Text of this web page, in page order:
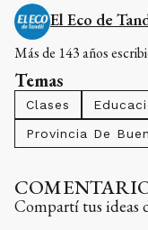
El Eco de
Más de 143 años
Temas
Clases
Provincia De
Compartí tus ideas